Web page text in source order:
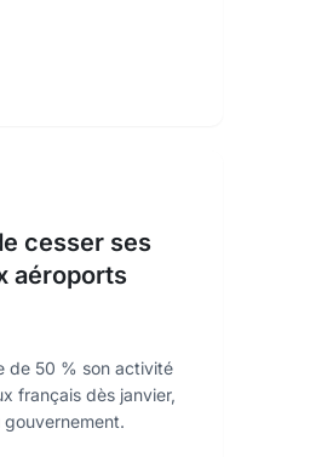
cesser ses
aéroports
de 50 % son activité
français dès janvier,